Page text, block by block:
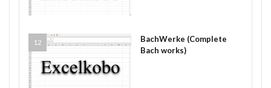
BachWerke (Complete
Bach works)